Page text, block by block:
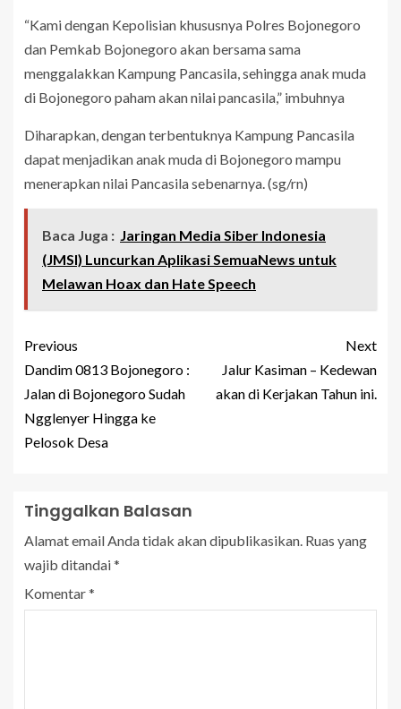
“Kami dengan Kepolisian khususnya Polres Bojonegoro
dan Pemkab Bojonegoro akan bersama sama
menggalakkan Kampung Pancasila, sehingga anak muda
di Bojonegoro paham akan nilai pancasila,” imbuhnya
Diharapkan, dengan terbentuknya Kampung Pancasila
dapat menjadikan anak muda di Bojonegoro mampu
menerapkan nilai Pancasila sebenarnya. (sg/rn)
Baca Juga : Jaringan Media Siber Indonesia
(JMSI) Luncurkan Aplikasi SemuaNews untuk
Melawan Hoax dan Hate Speech
Previous
Dandim 0813 Bojonegoro :
Jalan di Bojonegoro Sudah
Ngglenyer Hingga ke
Pelosok Desa
Next
Jalur Kasiman – Kedewan
akan di Kerjakan Tahun ini.
Tinggalkan Balasan
Alamat email Anda tidak akan dipublikasikan. Ruas yang
wajib ditandai*
Komentar*